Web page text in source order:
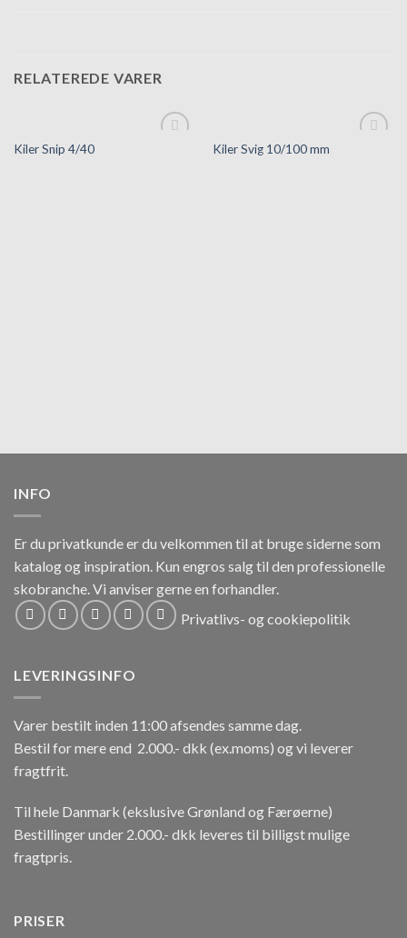
RELATEREDE VARER
Kiler Snip 4/40 Kiler Svig 10/100 mm
INFO
Er du privatkunde er du velkommen til at bruge siderne som
katalog og inspiration. Kun engros salg til den professionelle
skobranche.Vi anviser gerne en forhandler.
Privatlivs- og cookiepolitik
LEVERINGSINFO
Varer bestilt inden 11:00 afsendes samme dag.
Bestil for mere end 2.000.- dkk (ex.moms) og vi leverer
fragtfrit.
Til hele Danmark (ekslusive Grønland og Færøerne)
Bestillinger under 2.000.- dkk leveres til billigst mulige
fragtpris.
PRISER